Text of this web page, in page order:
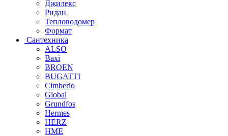
Джилекс
Ридан
Тепловодомер
Формат
Сантехника
ALSO
Baxi
BROEN
BUGATTI
Cimberio
Global
Grundfos
Hermes
HERZ
HME